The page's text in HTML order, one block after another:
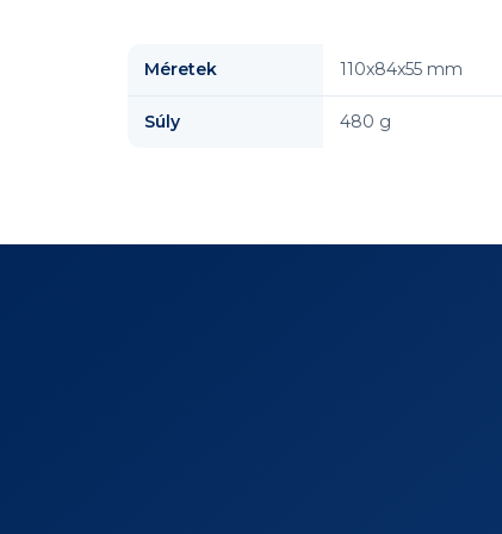
Méretek 110x84x55 mm
Súly 480 g